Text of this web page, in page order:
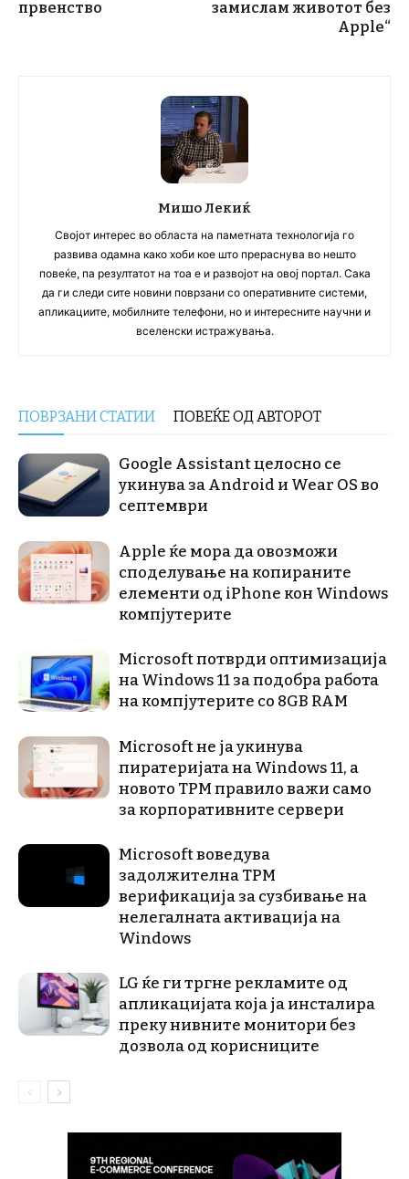
првенство
замислам животот без
Apple“
Мишо Лекиќ
Својот интерес во областа на паметната технологија го
развива одамна како хоби кое што прераснува во нешто
повеќе, па резултатот на тоа е и развојот на овој портал. Сака
да ги следи сите новини поврзани со оперативните системи,
апликациите, мобилните телефони, но и интересните научни и
вселенски истражувања.
ПОВРЗАНИ СТАТИИ ПОВЕЌЕ ОД АВТОРОТ
Google Assistant целосно се
укинува за Android и Wear OS во
септември
Apple ќе мора да овозможи
споделување на копираните
елементи од iPhone кон Windows
компјутерите
Microsoft потврди оптимизација
на Windows 11 за подобра работа
на компјутерите со 8GB RAM
Microsoft не ја укинува
пиратеријата на Windows 11, а
новото TPM правило важи само
за корпоративните сервери
Microsoft воведува
задолжителна TPM
верификација за сузбивање на
нелегалната активација на
Windows
LG ќе ги тргне рекламите од
апликацијата која ја инсталира
преку нивните монитори без
дозвола од корисниците